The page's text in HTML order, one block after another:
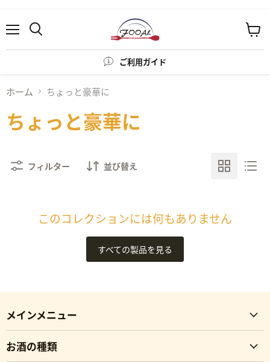
ニ
ご利用ガイド
ー
ホーム ちょっと豪華に
ちょっと豪華に
フィルター 並び替え
このコレクションには何もありません
すべての製品を見る
メインメニュー
お酒の種類